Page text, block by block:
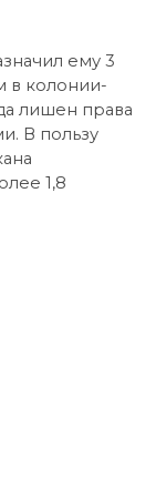
ему 3
в колонии-
лишен права
В пользу
1,8